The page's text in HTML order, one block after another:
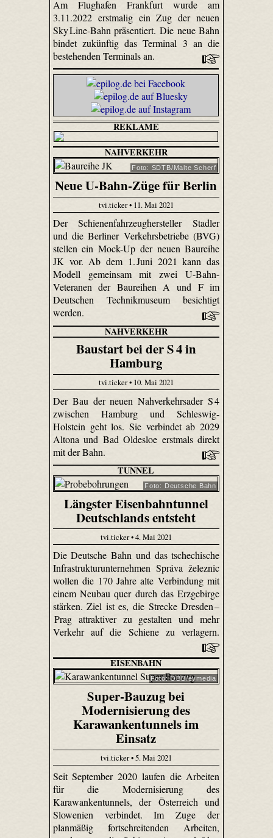
Am Flughafen Frankfurt wurde am
3.11.2022 erstmalig ein Zug der neuen
Sky Line-Bahn präsentiert. Die neue Bahn
bindet zukünftig das Terminal 3 an die
bestehenden Terminals an.
REKLAME
NAHVERKEHR
Foto: SDTB/Malte Scherf
Neue U-Bahn-Züge für Berlin
tvi.ticker • 11. Mai 2021
Der Schienenfahrzeughersteller Stadler
und die Berliner Verkehrsbetriebe (BVG)
stellen ein Mock-Up der neuen Baureihe
JK vor. Ab dem 1. Juni 2021 kann das
Modell gemeinsam mit zwei U-Bahn-
Veteranen der Baureihen A und F im
Deutschen Technikmuseum besichtigt
werden.
NAHVERKEHR
Baustart bei der S 4 in
Hamburg
tvi.ticker • 10. Mai 2021
Der Bau der neuen Nahverkehrsader S 4
zwischen Hamburg und Schleswig-
Holstein geht los. Sie verbindet ab 2029
Altona und Bad Oldesloe erstmals direkt
mit der Bahn.
TUNNEL
Foto: Deutsche Bahn
Längster Eisenbahntunnel
Deutschlands entsteht
tvi.ticker • 4. Mai 2021
Die Deutsche Bahn und das tschechische
Infrastrukturunternehmen Správa železnic
wollen die 170 Jahre alte Verbindung mit
einem Neubau quer durch das Erzgebirge
stärken. Ziel ist es, die Strecke Dresden –
Prag attraktiver zu gestalten und mehr
Verkehr auf die Schiene zu verlagern.
EISENBAHN
Foto: ÖBB/evmedia
Super-Bauzug bei
Modernisierung des
Karawankentunnels im
Einsatz
tvi.ticker • 5. Mai 2021
Seit September 2020 laufen die Arbeiten
für die Modernisierung des
Karawankentunnels, der Österreich und
Slowenien verbindet. Im Zuge der
planmäßig fortschreitenden Arbeiten,